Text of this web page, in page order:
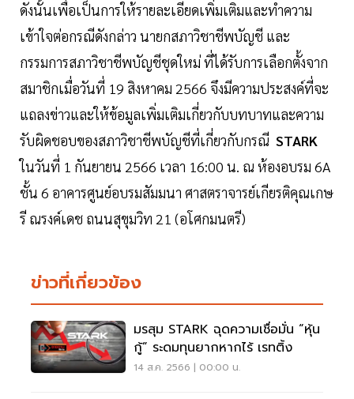
ดังนั้นเพื่อเป็นการให้รายละเอียดเพิ่มเติมและทำความ
เข้าใจต่อกรณีดังกล่าว นายกสภาวิชาชีพบัญชี และ
กรรมการสภาวิชาชีพบัญชีชุดใหม่ ที่ได้รับการเลือกตั้งจาก
สมาชิกเมื่อวันที่ 19 สิงหาคม 2566 จึงมีความประสงค์ที่จะ
แถลงข่าวและให้ข้อมูลเพิ่มเติมเกี่ยวกับบทบาทและความ
รับผิดชอบของสภาวิชาชีพบัญชีที่เกี่ยวกับกรณี STARK
ในวันที่ 1 กันยายน 2566 เวลา 16:00 น. ณ ห้องอบรม 6A
ชั้น 6 อาคารศูนย์อบรมสัมมนา ศาสตราจารย์เกียรติคุณเกษ
รี ณรงค์เดช ถนนสุขุมวิท 21 (อโศกมนตรี)
ข่าวที่เกี่ยวข้อง
มรสุม STARK ฉุดความเชื่อมั่น “หุ้น
กู้” ระดมทุนยากหากไร้ เรทติ้ง
14 ส.ค. 2566 | 00:00 น.